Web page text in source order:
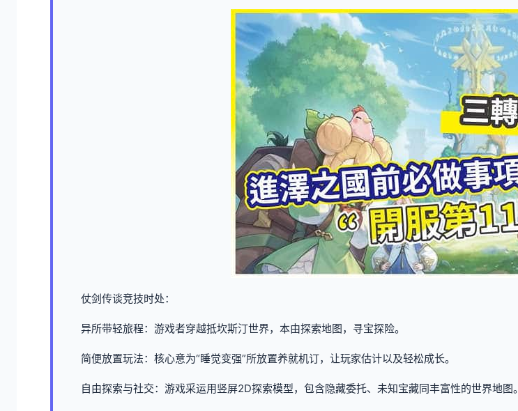
仗剑传谈竞技时处：
异所带轻旅程：游戏者穿越抵坎斯汀世界，本由探索地图，寻宝探险。
简便放置玩法：核心意为“睡觉变强”所放置养就机订，让玩家估计以及轻松成长。
自由探索与社交：游戏采运用竖屏2D探索模型，包含隐藏委托、未知宝藏同丰富性的世界地图。